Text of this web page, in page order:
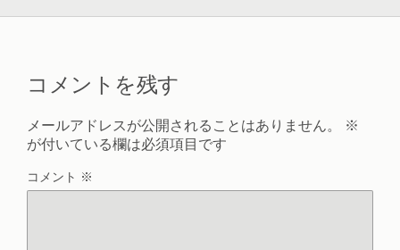
コメントを残す
メールアドレスが公開されることはありません。
※
が付いている欄は必須項目です
コメント ※